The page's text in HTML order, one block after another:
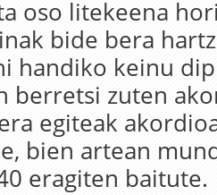
oso litekeena
bide bera
handiko keinu
berretsi zuten
egiteak
bien artean
eragiten baitute.